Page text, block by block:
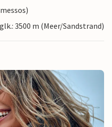
3500 m (Meer/Sandstrand)